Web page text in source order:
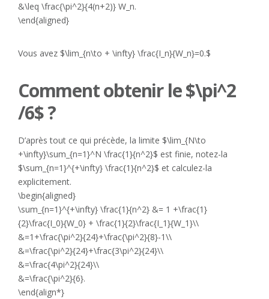
&\leq \frac{\pi^2}{4(n+2)} W_n.
\end{aligned}
Vous avez $\lim_{n\to + \infty} \frac{I_n}{W_n}=0.$
Comment obtenir le $\pi^2
/6$ ?
D’après tout ce qui précède, la limite $\lim_{N\to
+\infty}\sum_{n=1}^N \frac{1}{n^2}$ est finie, notez-la
$\sum_{n=1}^{+\infty} \frac{1}{n^2}$ et calculez-la
explicitement.
\begin{aligned}
\sum_{n=1}^{+\infty} \frac{1}{n^2} &= 1 +\frac{1}
{2}\frac{I_0}{W_0} + \frac{1}{2}\frac{I_1}{W_1}\\
&=1+\frac{\pi^2}{24}+\frac{\pi^2}{8}-1\\
&=\frac{\pi^2}{24}+\frac{3\pi^2}{24}\\
&=\frac{4\pi^2}{24}\\
&=\frac{\pi^2}{6}.
\end{align*}